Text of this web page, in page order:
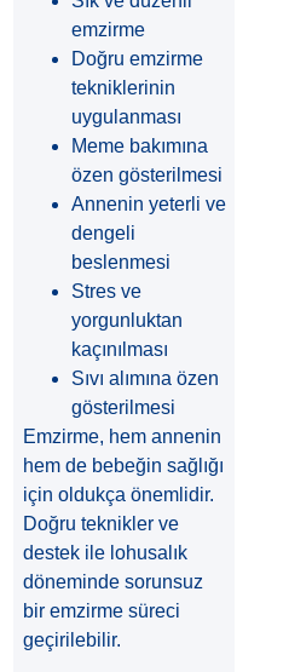
emzirme
Doğru emzirme
tekniklerinin
uygulanması
Meme bakımına
özen gösterilmesi
Annenin yeterli ve
dengeli
beslenmesi
Stres ve
yorgunluktan
kaçınılması
Sıvı alımına özen
gösterilmesi
Emzirme, hem annenin
hem de bebeğin sağlığı
için oldukça önemlidir.
Doğru teknikler ve
destek ile lohusalık
döneminde sorunsuz
bir emzirme süreci
geçirilebilir.